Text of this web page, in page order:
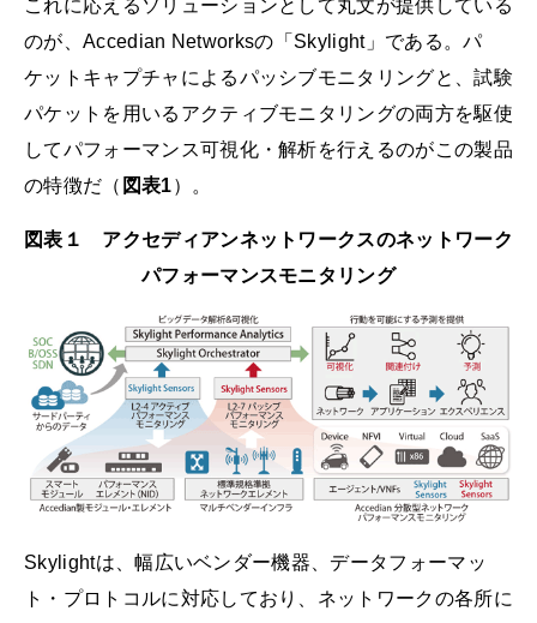
これに応えるソリューションとして丸文が提供している
のが、Accedian Networksの「Skylight」である。パ
ケットキャプチャによるパッシブモニタリングと、試験
パケットを用いるアクティブモニタリングの両方を駆使
してパフォーマンス可視化・解析を行えるのがこの製品
の特徴だ（ 図表1）。
図表１ アクセディアンネットワークスのネットワーク
パフォーマンスモニタリング
Skylightは、幅広いベンダー機器、データフォーマッ
ト・プロトコルに対応しており、ネットワークの各所に